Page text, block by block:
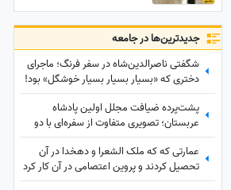
+عکس/ به ابتدای هر کلمه "ال"
اضافه کنیم، عربی میشه؟جدید‌ترین‌ها در جامعه
شگفتی ناصرالدین‌شاه در سفر فرنگ؛ ماجرای
دختری که «بسیار بسیار بسیار خوشگل» بود!
پشت‌پرده ضیافت مجلل اولین پادشاه
عربستان؛ تصویری متفاوت از سفره‌ای با دو
شتر کامل
عمارتی که که ملک الشعرا و دهخدا در آن
تحصیل کردند و پروین اعتصامی در آن کار کرد
+ عکس